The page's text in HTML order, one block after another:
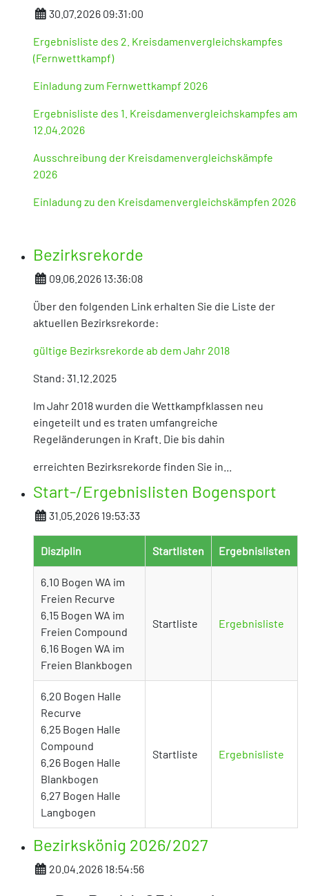
Details30.07.2026 09:31:00
Ergebnisliste des 2. Kreisdamenvergleichskampfes
(Fernwettkampf)
Einladung zum Fernwettkampf 2026
Ergebnisliste des 1. Kreisdamenvergleichskampfes am
12.04.2026
Ausschreibung der Kreisdamenvergleichskämpfe
2026
Einladung zu den Kreisdamenvergleichskämpfen 2026
Bezirksrekorde
Details09.06.2026 13:36:08
Über den folgenden Link erhalten Sie die Liste der
aktuellen Bezirksrekorde:
gültige Bezirksrekorde ab dem Jahr 2018
Stand: 31.12.2025
Im Jahr 2018 wurden die Wettkampfklassen neu
eingeteilt und es traten umfangreiche
Regeländerungen in Kraft. Die bis dahin
erreichten Bezirksrekorde finden Sie in...
Start-/Ergebnislisten Bogensport
Details31.05.2026 19:53:33
Disziplin Startlisten Ergebnislisten
6.10 Bogen WA im
Freien Recurve
6.15 Bogen WA im
Freien Compound
6.16 Bogen WA im
Freien Blankbogen
Startliste Ergebnisliste
6.20 Bogen Halle
Recurve
6.25 Bogen Halle
Compound
6.26 Bogen Halle
Blankbogen
6.27 Bogen Halle
Langbogen
Startliste Ergebnisliste
Bezirkskönig 2026/2027
Details20.04.2026 18:54:56